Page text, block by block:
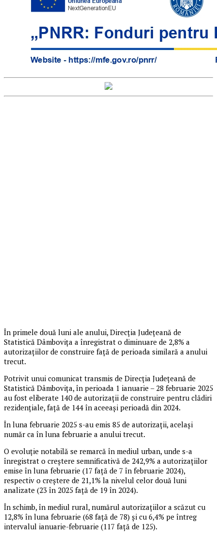
În primele două luni ale anului, Direcția Județeană de
Statistică Dâmbovița a înregistrat o diminuare de 2,8% a
autorizațiilor de construire față de perioada similară a anului
trecut.
Potrivit unui comunicat transmis de Direcția Județeană de
Statistică Dâmbovița, în perioada 1 ianuarie – 28 februarie 2025
au fost eliberate 140 de autorizații de construire pentru clădiri
rezidențiale, față de 144 în aceeași perioadă din 2024.
În luna februarie 2025 s-au emis 85 de autorizații, același
număr ca în luna februarie a anului trecut.
O evoluție notabilă se remarcă în mediul urban, unde s-a
înregistrat o creștere semnificativă de 242,9% a autorizațiilor
emise în luna februarie (17 față de 7 în februarie 2024),
respectiv o creștere de 21,1% la nivelul celor două luni
analizate (23 în 2025 față de 19 în 2024).
În schimb, în mediul rural, numărul autorizațiilor a scăzut cu
12,8% în luna februarie (68 față de 78) și cu 6,4% pe întreg
intervalul ianuarie-februarie (117 față de 125).